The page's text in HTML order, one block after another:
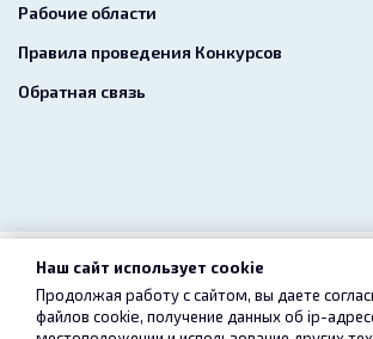
Рабочие области
Правила проведения Конкурсов
Обратная связь
2026 freelance.boutique
Пользовательское соглашение
Наш сайт использует cookie
Продолжая работу с сайтом, вы даете
файлов cookie, получение данных об ip-